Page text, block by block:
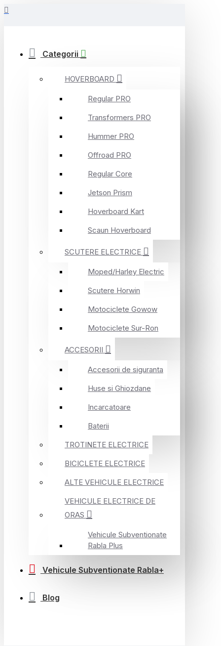
Categorii
HOVERBOARD
Regular PRO
Transformers PRO
Hummer PRO
Offroad PRO
Regular Core
Jetson Prism
Hoverboard Kart
Scaun Hoverboard
SCUTERE ELECTRICE
Moped/Harley Electric
Scutere Horwin
Motociclete Gowow
Motociclete Sur-Ron
ACCESORII
Accesorii de siguranta
Huse si Ghiozdane
Incarcatoare
Baterii
TROTINETE ELECTRICE
BICICLETE ELECTRICE
ALTE VEHICULE ELECTRICE
VEHICULE ELECTRICE DE
ORAS
Vehicule Subventionate
Rabla Plus
Vehicule Subventionate Rabla+
Blog